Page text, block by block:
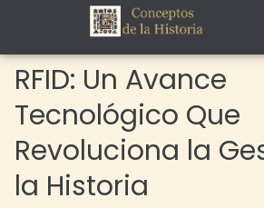
RFID: Un Avance
Tecnológico Que
Revoluciona la
la Historia